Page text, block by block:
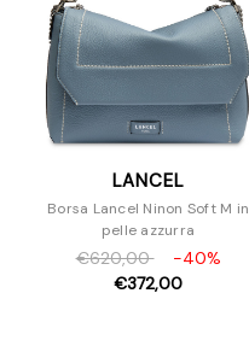
LANCEL
Borsa Lancel Ninon Soft M in
pelle azzurra
€620,00
-40%
€372,00